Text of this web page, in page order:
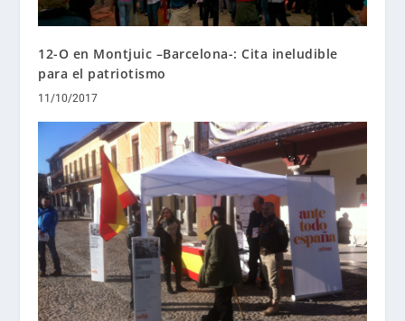
12-O en Montjuic –Barcelona-: Cita ineludible
para el patriotismo
11/10/2017